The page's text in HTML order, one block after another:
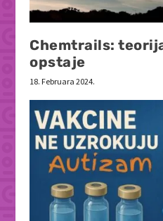
Chemtrails:
opstaje
18. Februara 2024.